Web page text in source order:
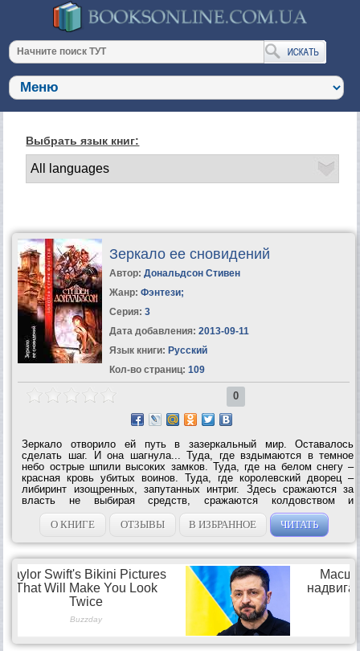
Выбрать язык книг:
Зеркало ее сновидений
Автор: Дональдсон Стивен
Жанр: Фэнтези;
Серия: 3
Дата добавления: 2013-09-11
Язык книги: Русский
Кол-во страниц: 109
0
Зеркало отворило ей путь в зазеркальный мир. Оставалось
сделать шаг. И она шагнула... Туда, где вздымаются в темное
небо острые шпили высоких замков. Туда, где на белом снегу –
красная кровь убитых воинов. Туда, где королевский дворец –
либиринт изощренных, запутанных интриг. Здесь сражаются за
власть не выбирая средств, сражаются колдовством и
предательством, ложью и тайным знанием. Здесь за улыбкой
женщины скрывается коварство, а в...
О КНИГЕ ОТЗЫВЫ В ИЗБРАННОЕ ЧИТАТЬ